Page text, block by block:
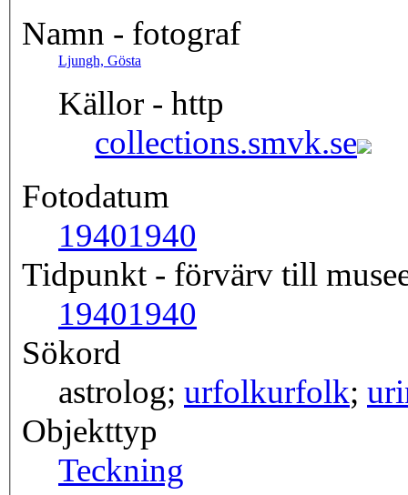
Namn - fotograf
Ljungh, Gösta
Källor - http
collections.smvk.se
Fotodatum
19401940
Tidpunkt - förvärv till
19401940
Sökord
astrolog; urfolkurfolk;
Objekttyp
Teckning